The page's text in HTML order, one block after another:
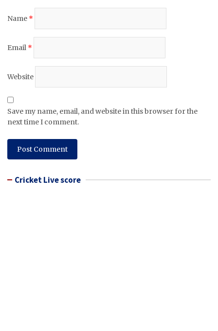
Name *
Email *
Website
Save my name, email, and website in this browser for the
next time I comment.
Cricket Live score